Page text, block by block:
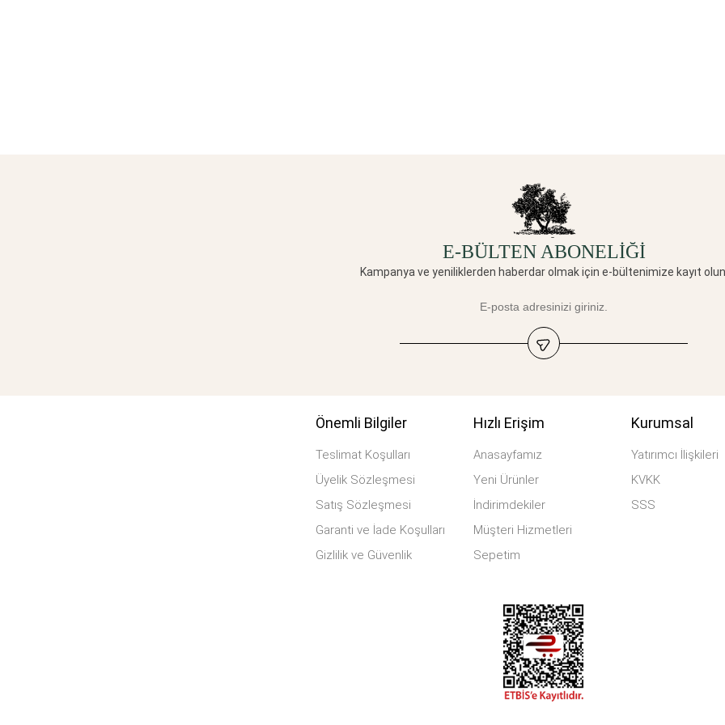
E-BÜLTEN ABONELİĞİ
Kampanya ve yeniliklerden haberdar olmak için e-bültenimize kayıt
Önemli Bilgiler
Teslimat Koşulları
Üyelik Sözleşmesi
Satış Sözleşmesi
Garanti ve İade Koşulları
Gizlilik ve Güvenlik
Hızlı Erişim
Anasayfamız
Yeni Ürünler
İndirimdekiler
Müşteri Hizmetleri
Sepetim
Kurumsal
Yatırımcı İlişkileri
KVKK
SSS